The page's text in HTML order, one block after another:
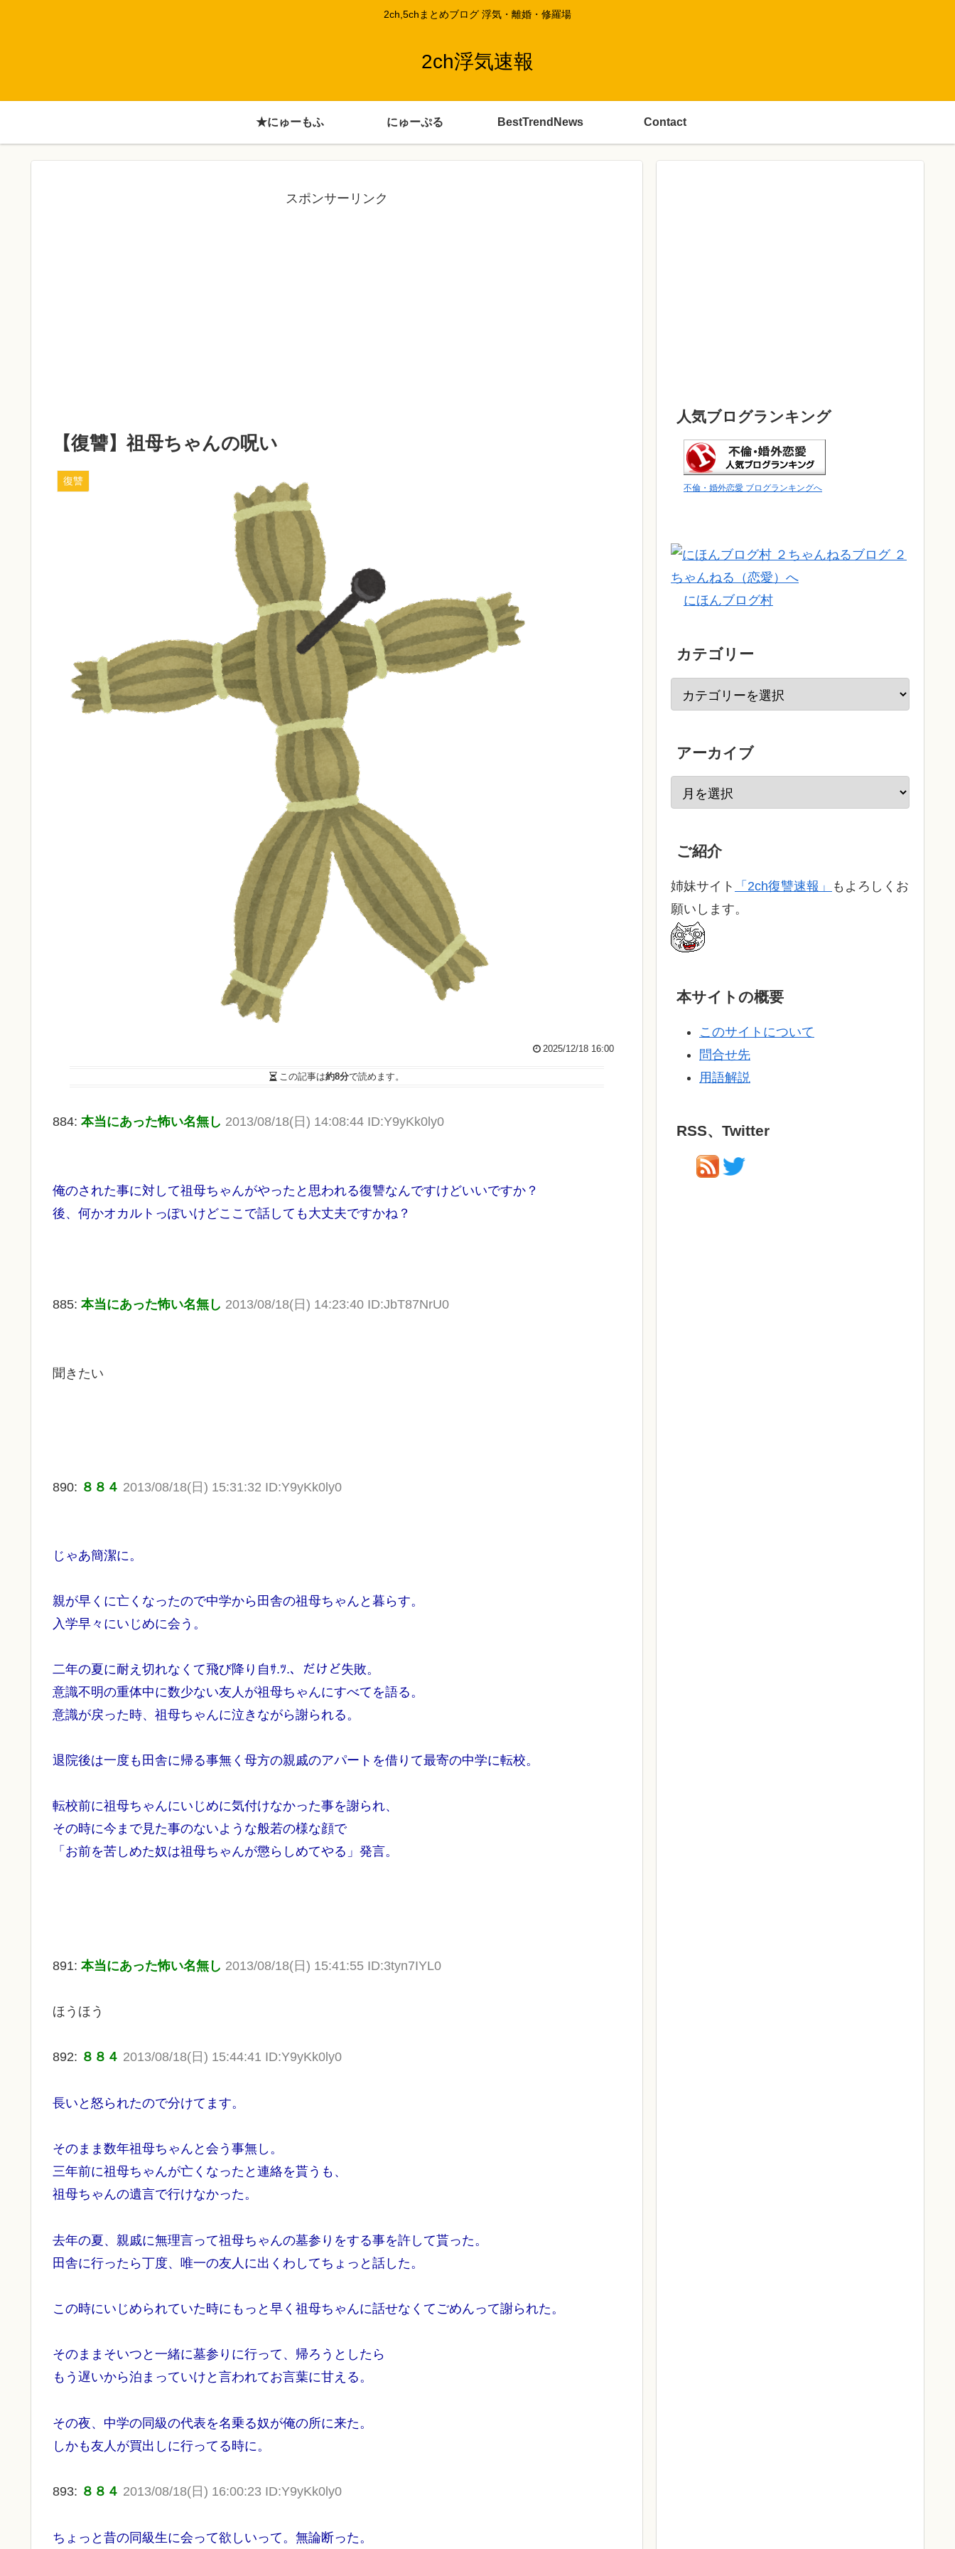
2ch,5chまとめブログ 浮気・離婚・修羅場
2ch浮気速報
★にゅーもふ にゅーぷる BestTrendNews Contact
スポンサーリンク
【復讐】祖母ちゃんの呪い
復讐
2025/12/18 16:00
この記事は約8分で読めます。
884: 本当にあった怖い名無し 2013/08/18(日) 14:08:44 ID:Y9yKk0ly0
俺のされた事に対して祖母ちゃんがやったと思われる復讐なんですけどいいですか？
後、何かオカルトっぽいけどここで話しても大丈夫ですかね？
885: 本当にあった怖い名無し 2013/08/18(日) 14:23:40 ID:JbT87NrU0
聞きたい
890: ８８４ 2013/08/18(日) 15:31:32 ID:Y9yKk0ly0
じゃあ簡潔に。
親が早くに亡くなったので中学から田舎の祖母ちゃんと暮らす。
入学早々にいじめに会う。
二年の夏に耐え切れなくて飛び降り自ｻ.ﾂ.、だけど失敗。
意識不明の重体中に数少ない友人が祖母ちゃんにすべてを語る。
意識が戻った時、祖母ちゃんに泣きながら謝られる。
退院後は一度も田舎に帰る事無く母方の親戚のアパートを借りて最寄の中学に転校。
転校前に祖母ちゃんにいじめに気付けなかった事を謝られ、
その時に今まで見た事のないような般若の様な顔で
「お前を苦しめた奴は祖母ちゃんが懲らしめてやる」発言。
891: 本当にあった怖い名無し 2013/08/18(日) 15:41:55 ID:3tyn7IYL0
ほうほう
892: ８８４ 2013/08/18(日) 15:44:41 ID:Y9yKk0ly0
長いと怒られたので分けてます。
そのまま数年祖母ちゃんと会う事無し。
三年前に祖母ちゃんが亡 くなったと連絡を貰うも、
祖母ちゃんの遺言で行けなかった。
去年の夏、親戚に無理言って祖母ちゃんの墓参りをする事を許して貰った。
田舎に行ったら丁度、唯一の友人に出くわしてちょっと話した。
この時にいじめられていた時にもっと早く祖母ちゃんに話せなくてごめんって謝られた。
そのままそいつと一緒に墓参りに行って、帰ろうとしたら
もう遅いから泊まっていけと言われてお言葉に甘える。
その夜、中学の同級の代表を名乗る奴が俺の所に来た。
しかも友人が買出しに行ってる時に。
893: ８８４ 2013/08/18(日) 16:00:23 ID:Y9yKk0ly0
ちょっと昔の同級生に会って欲しいって。無論断った。
人気ブログランキング
不倫・婚外恋愛 ブログランキングへ
にほんブログ村
カテゴリー
アーカイブ
ご紹介
姉妹サイト 「2ch復讐速報」
もよろしくお
願いします。
本サイトの概要
このサイトについて
問合せ先
用語解説
RSS、Twitter